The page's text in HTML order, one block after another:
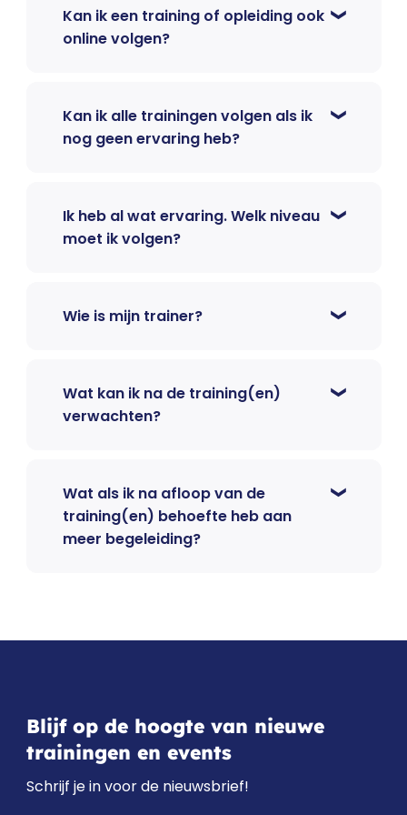
Kan ik een training of opleiding ook
online volgen?
Kan ik alle trainingen volgen als ik
nog geen ervaring heb?
Ik heb al wat ervaring. Welk niveau
moet ik volgen?
Wie is mijn trainer?
Wat kan ik na de training(en)
verwachten?
Wat als ik na afloop van de
training(en) behoefte heb aan
meer begeleiding?
Blijf op de hoogte van nieuwe
trainingen en events
Schrijf je in voor de nieuwsbrief!